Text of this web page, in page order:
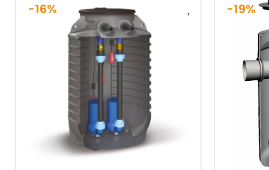
-16% -19%